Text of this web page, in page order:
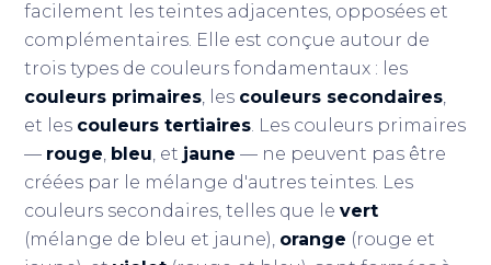
facilement les teintes adjacentes, opposées et
complémentaires. Elle est conçue autour de
trois types de couleurs fondamentaux : les
couleurs primaires, les couleurs secondaires,
et les couleurs tertiaires. Les couleurs primaires
— rouge, bleu, et jaune — ne peuvent pas être
créées par le mélange d'autres teintes. Les
couleurs secondaires, telles que levert
(mélange de bleu et jaune), orange (rouge et